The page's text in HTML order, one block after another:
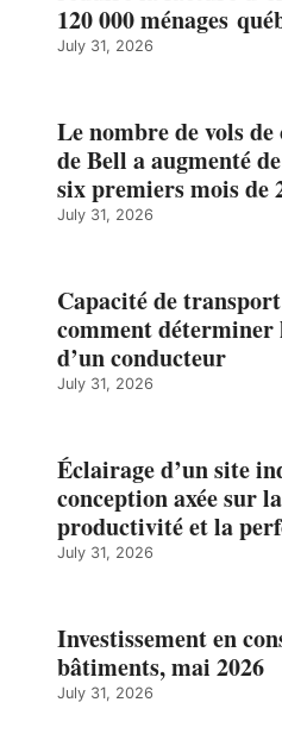
120 000 ménages
July 31, 2026
Le nombre de vols
de Bell a augmenté
six premiers mois de
July 31, 2026
Capacité de
comment
d’un conducteur
July 31, 2026
Éclairage d’un site
conception axée sur
productivité et la
July 31, 2026
Investissement en
bâtiments, mai 2026
July 31, 2026